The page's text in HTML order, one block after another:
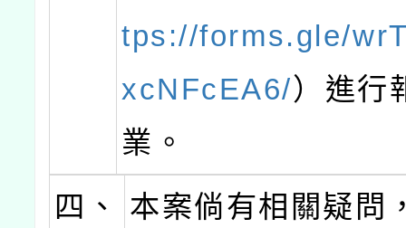
tps://forms.gle/
xcNFcEA6/）進行
業。
四、
本案倘有相關疑問